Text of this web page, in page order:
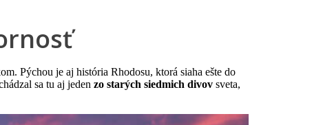
Pýchou je aj história Rhodosu, ktorá siaha ešte do
sa tu aj jeden zo starých siedmich divov sveta,